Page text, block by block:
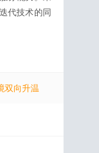
代技术的同
双向升温